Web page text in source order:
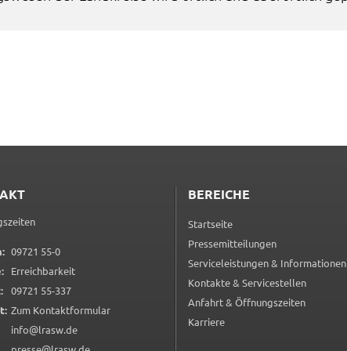
09721 55-00 9 7 2 1 5 5 0
Erreichbarkeit
09721 55-3370 9 7 2 1 5 5 3 3 7
Zum Kontaktformular(öffnet in neuem Tab)
info@lrasw.de
BEREICHE
Startseite
Pressemitteilungen
Serviceleistungen & Informationen
Kontakte & Servicestellen
Anfahrt & Öffnungszeiten
Karriere